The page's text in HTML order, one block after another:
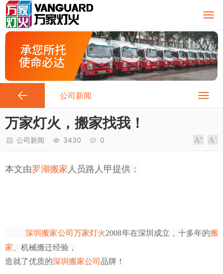
公司新闻
万家灯火，搬家找我！
公司新闻 3430 0
本文由罗湖搬家 人员路人甲提供：
深圳搬家公司 万家灯火2008年在深圳成立，十多年的搬
家 、机械搬迁经验，
造就了优质的深圳搬家公司 品牌！